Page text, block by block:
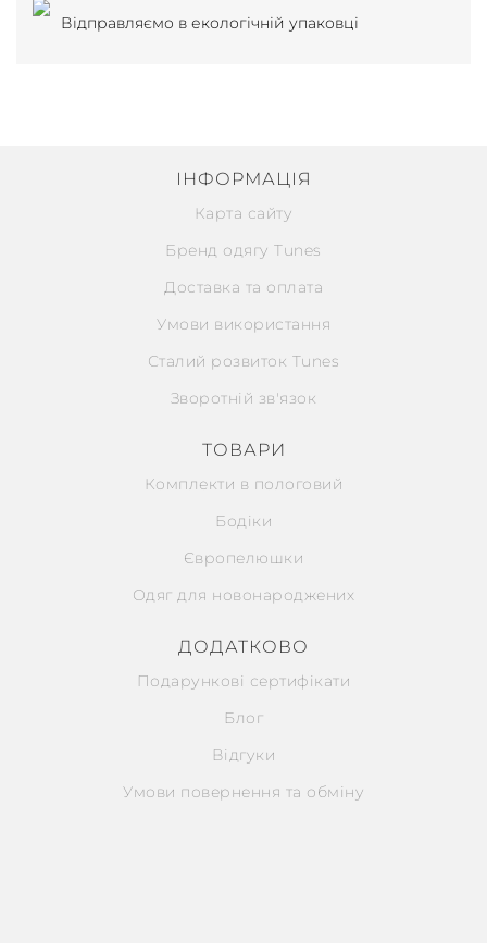
Відправляємо в екологічній упаковці
ІНФОРМАЦІЯ
Карта сайту
Бренд одягу Tunes
Доставка та оплата
Умови використання
Сталий розвиток Tunes
Зворотній зв'язок
ТОВАРИ
Комплекти в пологовий
Бодіки
Європелюшки
Одяг для новонароджених
ДОДАТКОВО
Подарункові сертифікати
Блог
Відгуки
Умови повернення та обміну